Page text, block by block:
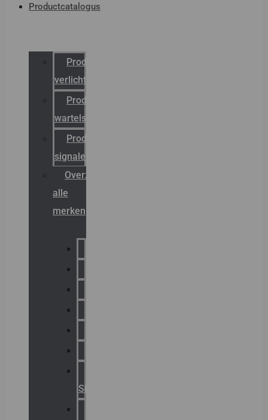
Productcatalogus
Productcatalogus
verlichting
Productcatalogus
wartels
Productcatalogus
signalering
Overzicht
alle
merken
Signaling